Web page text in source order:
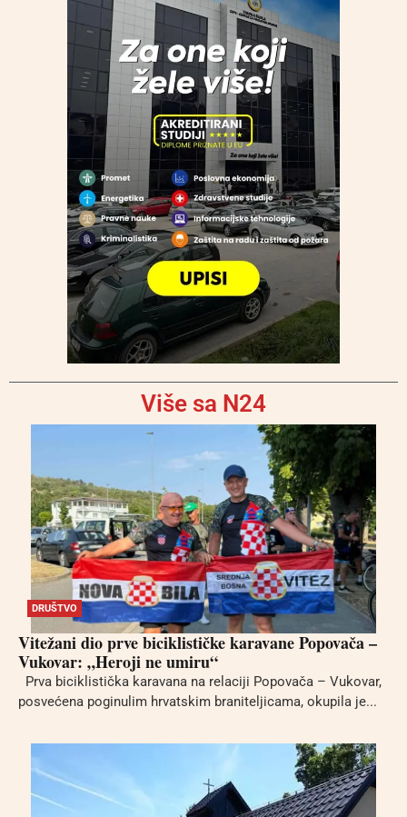
Više sa N24
DRUŠTVO
Vitežani dio prve biciklističke karavane Popovača –
Vukovar: „Heroji ne umiru“
Prva biciklistička karavana na relaciji Popovača – Vukovar,
posvećena poginulim hrvatskim braniteljicama, okupila je...